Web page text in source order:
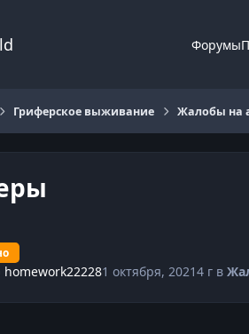
Форумы
Гриферское выживание Жалобы на
homework222281 октября, 20214 гв